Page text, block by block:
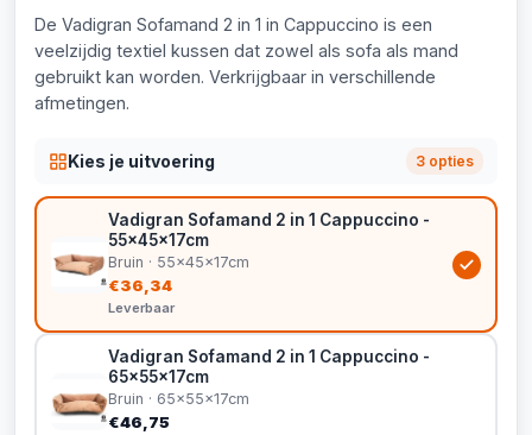
De Vadigran Sofamand 2 in 1 in Cappuccino is een
veelzijdig textiel kussen dat zowel als sofa als mand
gebruikt kan worden. Verkrijgbaar in verschillende
afmetingen.
Kies je uitvoering 3 opties
Vadigran Sofamand 2 in 1 Cappuccino -
55x45x17cm
Bruin · 55x45x17cm
€36,34
Leverbaar
Vadigran Sofamand 2 in 1 Cappuccino -
65x55x17cm
Bruin · 65x55x17cm
€46,75